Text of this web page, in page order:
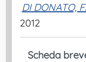
DI DONATO,
2012
Scheda